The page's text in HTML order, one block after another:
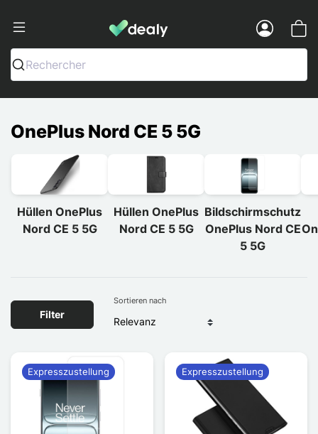
Dealy - Hüllen und Zubehör für
Rechercher
OnePlus Nord CE 5 5G
Hüllen OnePlus
Nord CE 5 5G
Hüllen OnePlus
Nord CE 5 5G
Bildschirmschutz
OnePlus Nord CE
5 5G
Filter
Sortieren nach
Expresszustellung Expresszustellung